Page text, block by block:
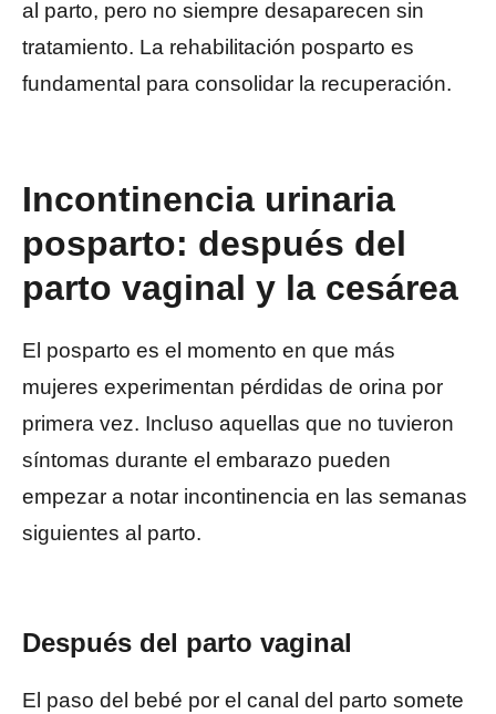
al parto, pero no siempre desaparecen sin
tratamiento. La rehabilitación posparto es
fundamental para consolidar la recuperación.
Incontinencia urinaria
posparto: después del
parto vaginal y la cesárea
El posparto es el momento en que más
mujeres experimentan pérdidas de orina por
primera vez. Incluso aquellas que no tuvieron
síntomas durante el embarazo pueden
empezar a notar incontinencia en las semanas
siguientes al parto.
Después del parto vaginal
El paso del bebé por el canal del parto somete